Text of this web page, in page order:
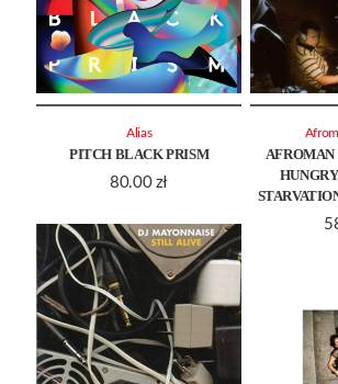
PITCH BLACK PRISM
80.00 zł
Alias
AFROMAN